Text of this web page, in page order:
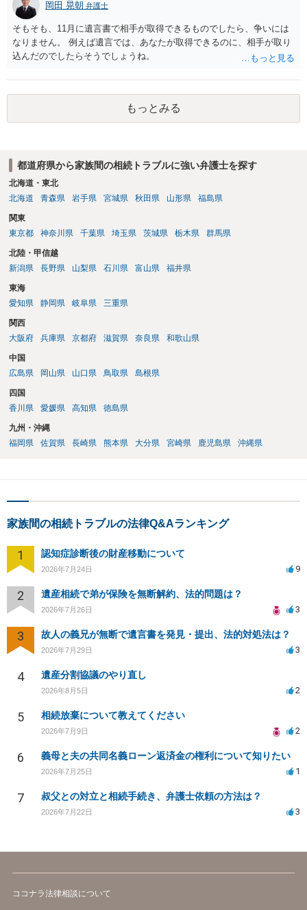
岡田 晃朝 弁護士
そもそも、11月に遺言書で相手が取得できるものでしたら、争いには
なりません。 例えば遺言では、あなたが取得できるのに、相手が取り
込んだのでしたらそうでしょうね。
もっとみる
都道府県から家族間の相続トラブルに強い弁護士を探す
北海道・東北
北海道
青森県 岩手県 宮城県 秋田県 山形県 福島県
関東
東京都
神奈川県 千葉県 埼玉県 茨城県 栃木県 群馬県
北陸・甲信越
新潟県
長野県 山梨県 石川県 富山県 福井県
東海
愛知県
静岡県 岐阜県 三重県
関西
大阪府
兵庫県 京都府 滋賀県 奈良県 和歌山県
中国
広島県
岡山県 山口県 鳥取県 島根県
四国
香川県
愛媛県 高知県 徳島県
九州・沖縄
福岡県
佐賀県 長崎県 熊本県 大分県 宮崎県 鹿児島県 沖縄県
家族間の相続トラブルの法律Q&Aランキング
1 認知症診断後の財産移動について
2026年7月24日 9
2 遺産相続で弟が保険を無断解約、法的問題は？
2026年7月26日 3
3 故人の義兄が無断で遺言書を発見・提出、法的対処法は？
2026年7月29日 3
4 遺産分割協議のやり直し
2026年8月5日 2
5 相続放棄について教えてください
2026年7月9日 2
6 義母と夫の共同名義ローン返済金の権利について知りたい
2026年7月25日 1
7 叔父との対立と相続手続き、弁護士依頼の方法は？
2026年7月22日 3
ココナラ法律相談について